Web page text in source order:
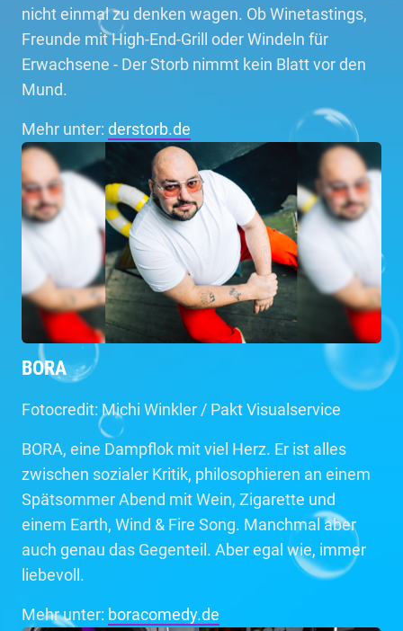
nicht einmal zu denken wagen. Ob Winetastings,
Freunde mit High-End-Grill oder Windeln für
Erwachsene - Der Storb nimmt kein Blatt vor den
Mund.
Mehr unter: derstorb.de
BORA
Fotocredit: Michi Winkler / Pakt Visualservice
BORA, eine Dampflok mit viel Herz. Er ist alles
zwischen sozialer Kritik, philosophieren an einem
Spätsommer Abend mit Wein, Zigarette und
einem Earth, Wind & Fire Song. Manchmal aber
auch genau das Gegenteil. Aber egal wie, immer
liebevoll.
Mehr unter: boracomedy.de